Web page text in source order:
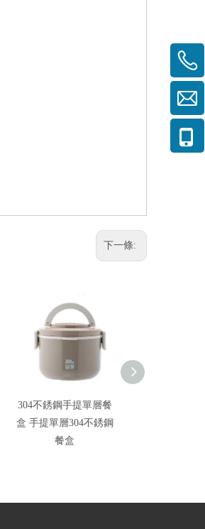
下一條:
304不銹鋼手提單層餐
盒 手提單層304不銹鋼
餐盒